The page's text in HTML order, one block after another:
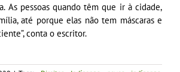
As pessoas quando têm que ir à cidade,
até porque elas não tem máscaras e
conta o escritor.